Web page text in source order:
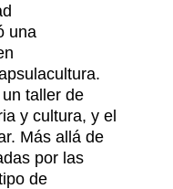
una
taller de
y cultura, y el
Más allá de
por las
de